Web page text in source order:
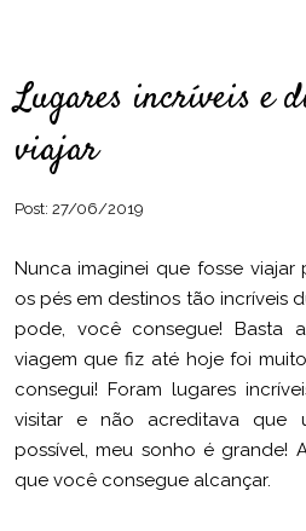
Lugares incríveis e
viajar
Post: 27/06/2019
Nunca imaginei que fosse
os pés em destinos tão incríveis
pode, você consegue! Basta
viagem que fiz até hoje foi
consegui! Foram lugares
visitar e não acreditava que
possível, meu sonho é grande!
que você consegue alcançar.